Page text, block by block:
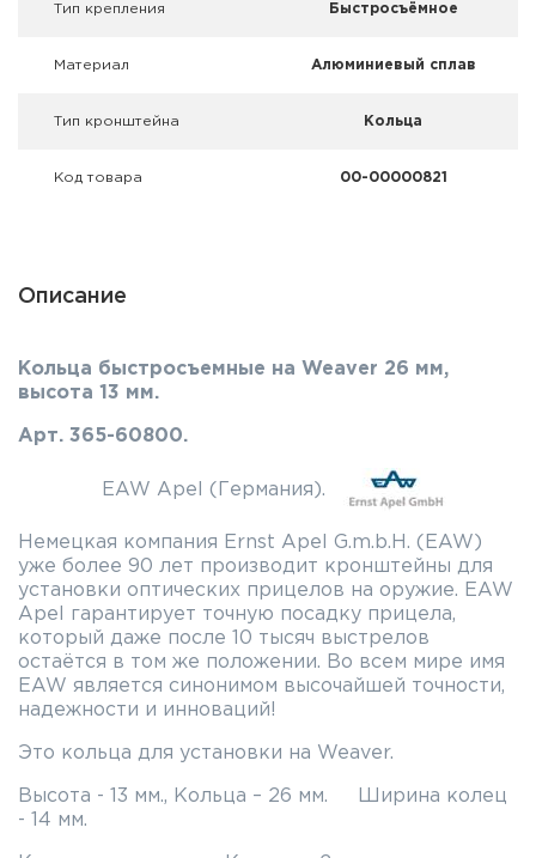
Релоадинг
Сигнальные средства
Дартс
Аксессуары
Тип крепления Быстросъёмное
Материал Алюминиевый сплав
Тип кронштейна Кольца
Код товара 00-00000821
Описание
Кольца быстросъемные на Weaver 26 мм,
высота 13 мм.
Арт. 365-60800.
EAW Apel (Германия).
Немецкая компания Ernst Apel G.m.b.H. (EAW)
уже более 90 лет производит кронштейны для
установки оптических прицелов на оружие. EAW
Apel гарантирует точную посадку прицела,
который даже после 10 тысяч выстрелов
остаётся в том же положении. Во всем мире имя
EAW является синонимом высочайшей точности,
надежности и инноваций!
Это кольца для установки на Weaver.
Высота - 13 мм., Кольца – 26 мм. Ширина колец
- 14 мм.